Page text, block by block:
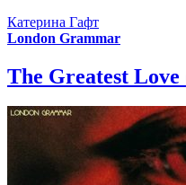
Катерина Гафт
London Grammar
The Greatest Love